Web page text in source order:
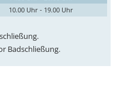
10.00 Uhr - 19.00 Uhr
Badschließung.